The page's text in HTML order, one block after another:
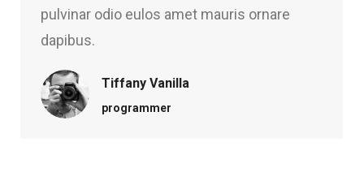
pulvinar odio eulos amet mauris ornare
dapibus.
Tiffany Vanilla
programmer